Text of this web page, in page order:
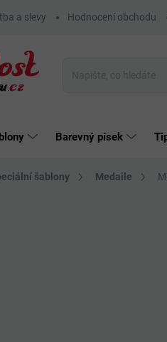
a slevy Hodnocení obchodu
Barevný písek
šablony Medaile